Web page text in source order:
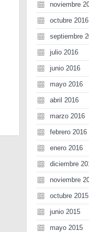
noviembre
octubre 2016
septiembre
julio 2016
junio 2016
mayo 2016
abril 2016
marzo 2016
febrero 2016
enero 2016
diciembre
noviembre
octubre 2015
junio 2015
mayo 2015